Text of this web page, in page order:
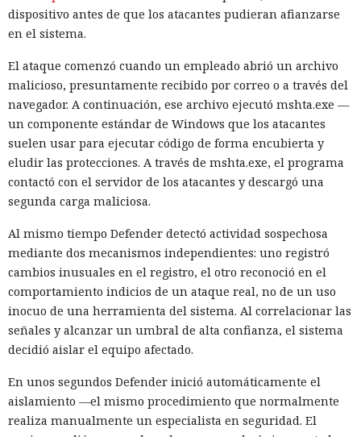
dispositivo antes de que los atacantes pudieran afianzarse
en el sistema.
El ataque comenzó cuando un empleado abrió un archivo
malicioso, presuntamente recibido por correo o a través del
navegador. A continuación, ese archivo ejecutó mshta.exe —
un componente estándar de Windows que los atacantes
suelen usar para ejecutar código de forma encubierta y
eludir las protecciones. A través de mshta.exe, el programa
contactó con el servidor de los atacantes y descargó una
segunda carga maliciosa.
Al mismo tiempo Defender detectó actividad sospechosa
mediante dos mecanismos independientes: uno registró
cambios inusuales en el registro, el otro reconoció en el
comportamiento indicios de un ataque real, no de un uso
inocuo de una herramienta del sistema. Al correlacionar las
señales y alcanzar un umbral de alta confianza, el sistema
decidió aislar el equipo afectado.
En unos segundos Defender inició automáticamente el
aislamiento —el mismo procedimiento que normalmente
realiza manualmente un especialista en seguridad. El